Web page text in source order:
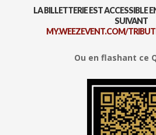
LA BILLETTERIE EST ACCESSIBLE
SUIVANT
MY.WEEZEVENT.COM/
Ou en flashant ce